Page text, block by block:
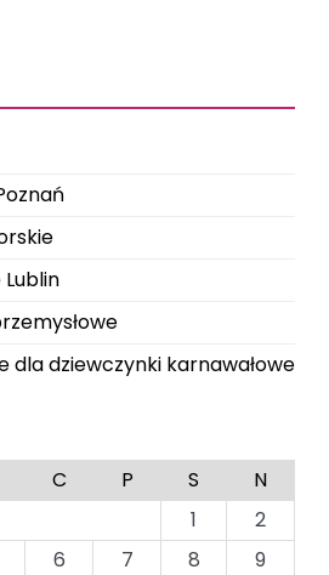
dla dziewczynki karnawałowe
C P S
N
1
2
6 7 8
9